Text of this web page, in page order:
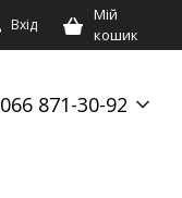
Вхід
Мій
кошик
066 871-30-92